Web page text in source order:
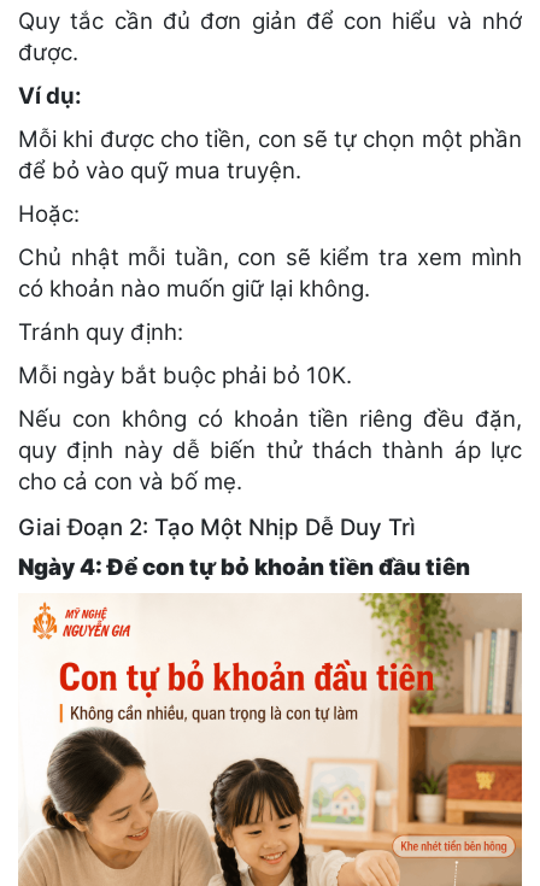
Quy tắc cần đủ đơn giản để con hiểu và nhớ
được.
Ví dụ:
Mỗi khi được cho tiền, con sẽ tự chọn một phần
để bỏ vào quỹ mua truyện.
Hoặc:
Chủ nhật mỗi tuần, con sẽ kiểm tra xem mình
có khoản nào muốn giữ lại không.
Tránh quy định:
Mỗi ngày bắt buộc phải bỏ 10K.
Nếu con không có khoản tiền riêng đều đặn,
quy định này dễ biến thử thách thành áp lực
cho cả con và bố mẹ.
Giai Đoạn 2: Tạo Một Nhịp Dễ Duy Trì
Ngày 4: Để con tự bỏ khoản tiền đầu tiên